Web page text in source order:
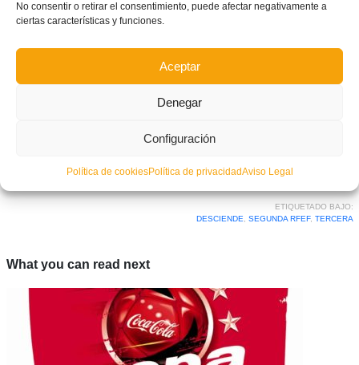
No consentir o retirar el consentimiento, puede afectar negativamente a
ciertas características y funciones.
Aceptar
Denegar
Configuración
Política de cookiesPolítica de privacidadAviso Legal
Y así sucesivamente hasta jugar todas las jornadas de la
Una vez jugados todos los partidos, la clasificación final de
cada subgrupo se confeccionará según el coeficiente de los
ETIQUETADO BAJO:
DESCIENDE
SEGUNDA RFEF, TERCERA
What you can read next